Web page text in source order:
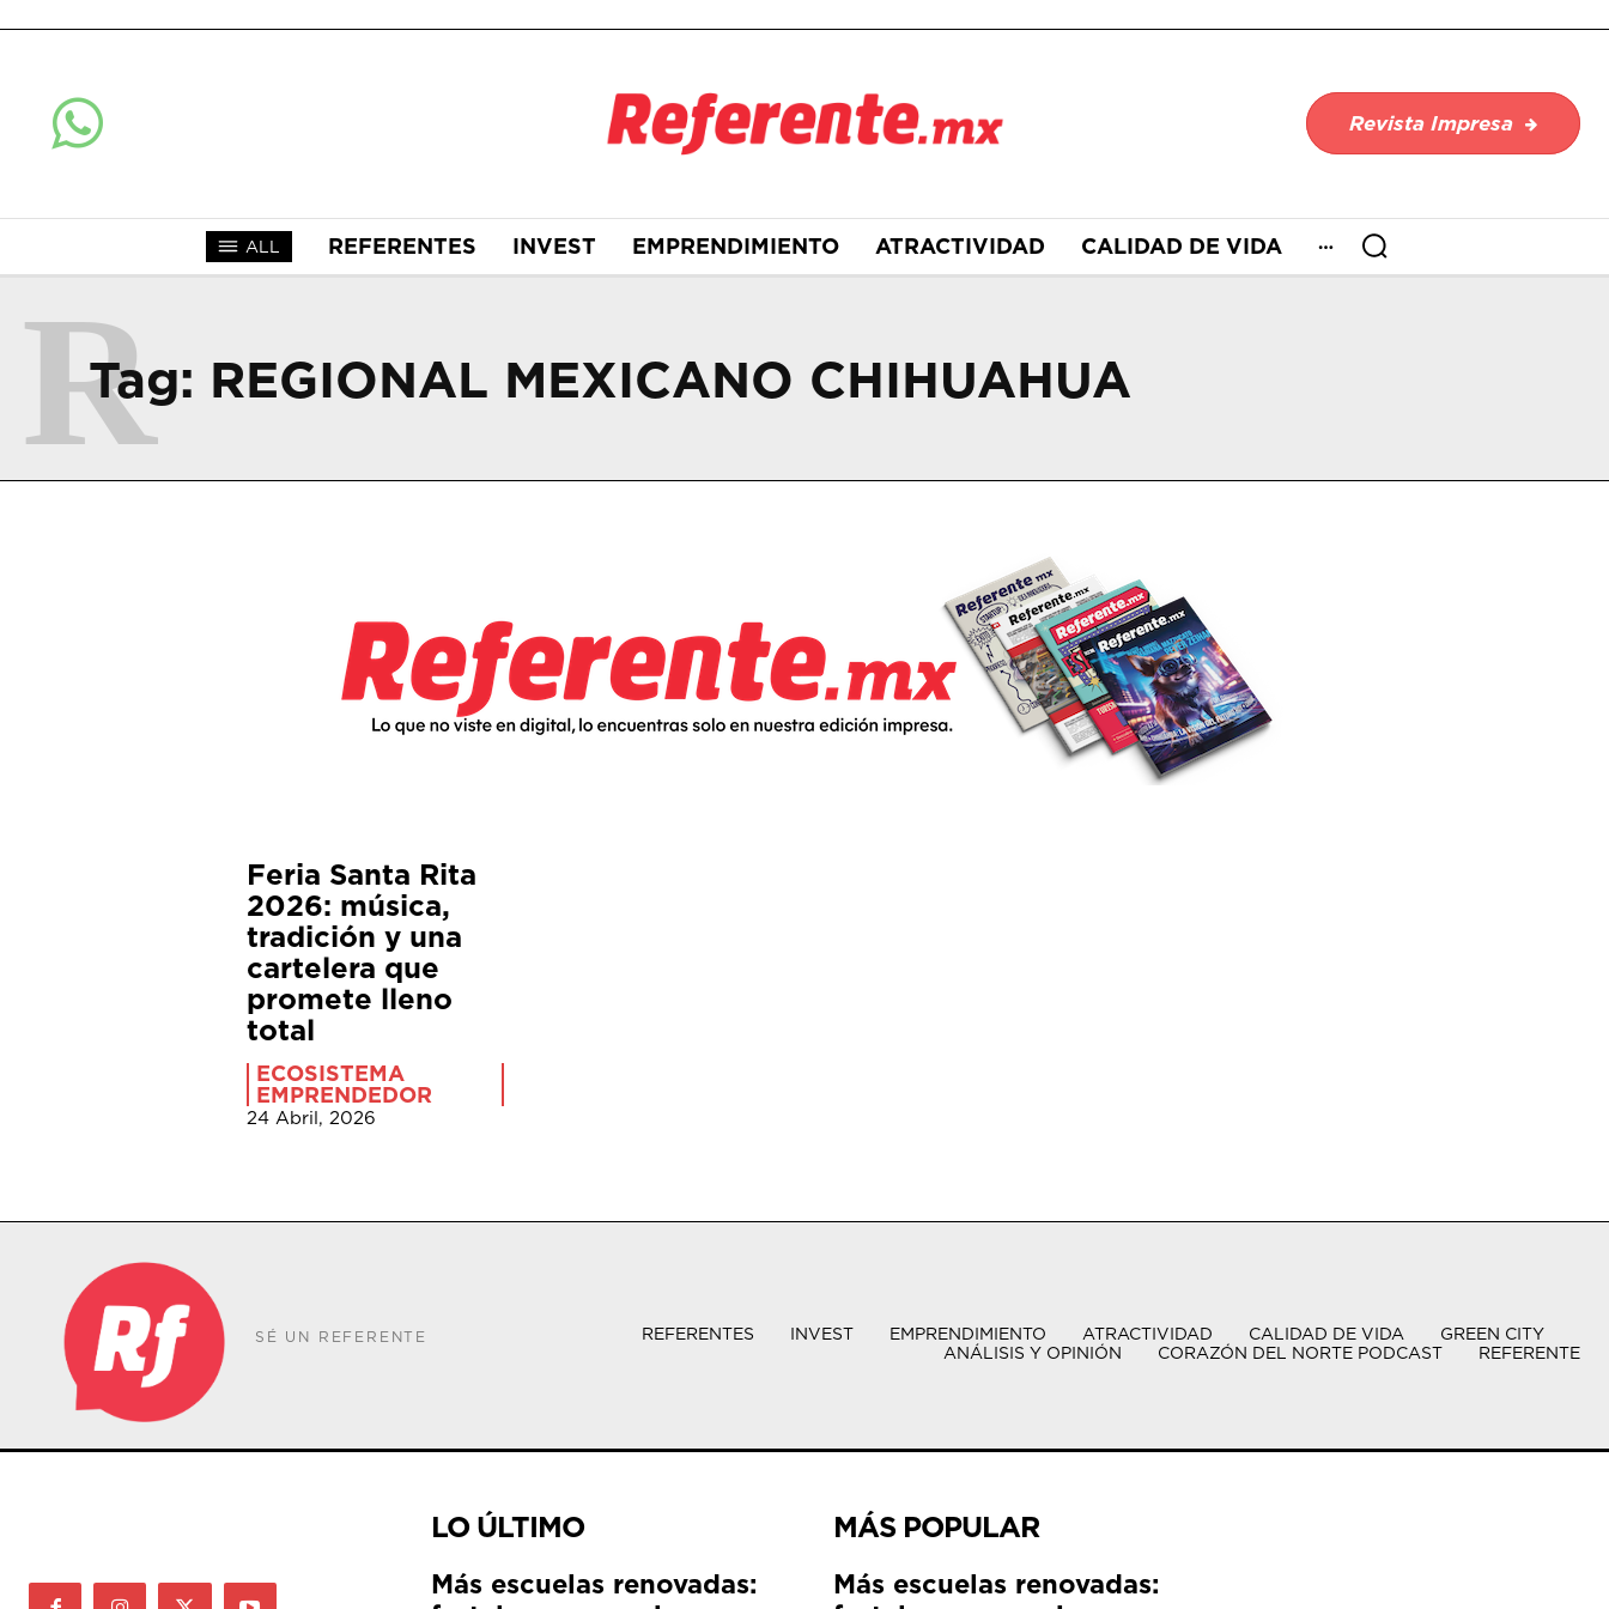
Revista Impresa
ALL REFERENTES INVEST EMPRENDIMIENTO ATRACTIVIDAD CALIDAD DE VIDA
Tag: REGIONAL MEXICANO CHIHUAHUA
R
Feria Santa Rita
2026: música,
tradición y una
cartelera que
promete lleno
total
ECOSISTEMA
EMPRENDEDOR
24 Abril, 2026
SÉ UN REFERENTE REFERENTES INVEST EMPRENDIMIENTO ATRACTIVIDAD CALIDAD DE VIDA
GREEN CITY
ANÁLISIS Y OPINIÓN
CORAZÓN DEL NORTE PODCAST REFERENTE
LO ÚLTIMO
Más escuelas renovadas:
MÁS POPULAR
Más escuelas renovadas: